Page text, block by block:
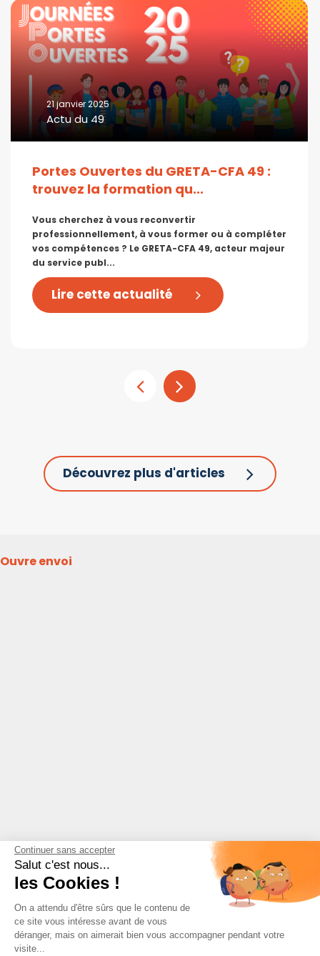
21 janvier 2025
Actu du 49
Portes Ouvertes du GRETA-CFA 49 :
trouvez la formation qu...
Vous cherchez à vous reconvertir
professionnellement, à vous former ou à compléter
vos compétences ? Le GRETA-CFA 49, acteur majeur
du service publ...
Lire cette actualité
Découvrez plus d'articles
Ouvre envoi
Continuer sans accepter
Salut c'est nous...
les Cookies !
On a attendu d'être sûrs que le contenu de
ce site vous intéresse avant de vous
déranger, mais on aimerait bien vous accompagner pendant votre
visite...